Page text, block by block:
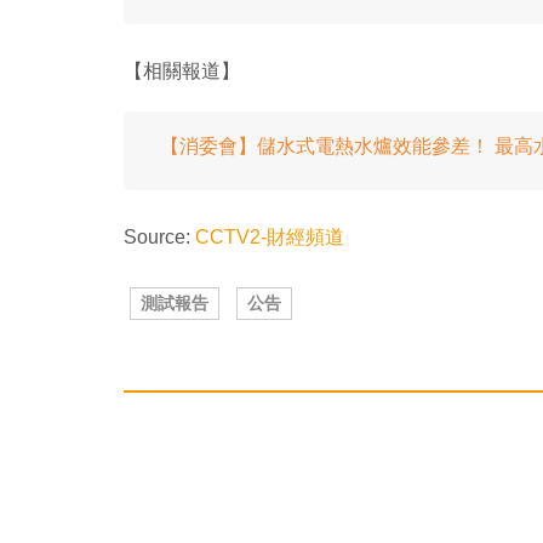
【相關報道】
【消委會】儲水式電熱水爐效能參差！ 最高
Source: CCTV2-財經頻道
測試報告 公告